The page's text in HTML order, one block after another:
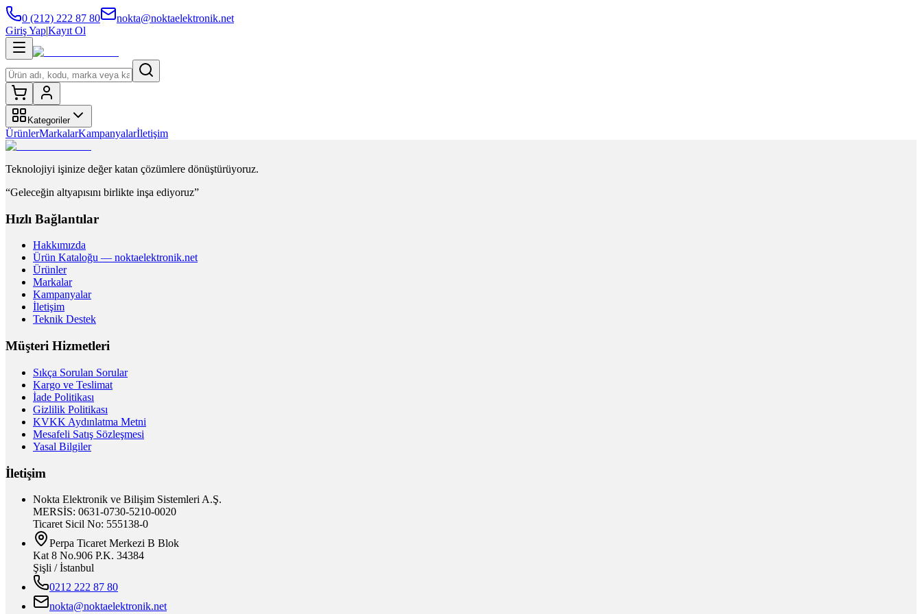
0 (212) 222 87 80
nokta@noktaelektronik.net
Giriş Yap|Kayıt Ol
Kategoriler
ÜrünlerMarkalarKampanyalarİletişim
Teknolojiyi işinize değer katan çözümlere dönüştürüyoruz.
“Geleceğin altyapısını birlikte inşa ediyoruz”
Hızlı Bağlantılar
Hakkımızda
Ürün Kataloğu — noktaelektronik.net
Ürünler
Markalar
Kampanyalar
İletişim
Teknik Destek
Müşteri Hizmetleri
Sıkça Sorulan Sorular
Kargo ve Teslimat
İade Politikası
Gizlilik Politikası
KVKK Aydınlatma Metni
Mesafeli Satış Sözleşmesi
Yasal Bilgiler
İletişim
Nokta Elektronik ve Bilişim Sistemleri A.Ş.
MERSİS: 0631-0730-5210-0020
Ticaret Sicil No: 555138-0
Perpa Ticaret Merkezi B Blok
Kat 8 No.906 P.K. 34384
Şişli / İstanbul
0212 222 87 80
nokta@noktaelektronik.net